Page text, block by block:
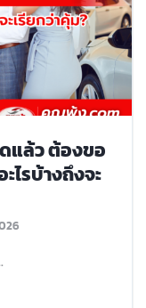
แล้ว ต้องขอ
ไรบ้างถึงจะ